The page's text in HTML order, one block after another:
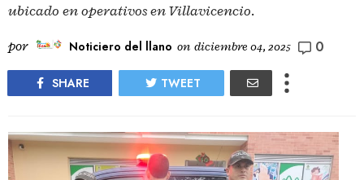
ubicado en operativos en Villavicencio.
por Noticiero del llano on diciembre 04, 2025 0
SHARE TWEET